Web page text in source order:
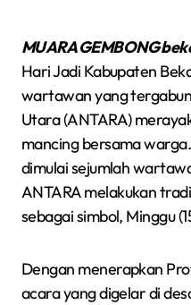
MUARA GEMBONG
Hari Jadi Kabupaten
wartawan yang
Utara (ANTARA)
mancing bersama
dimulai sejumlah
ANTARA melakukan
sebagai simbol, Minggu
Dengan menerapkan
acara yang digelar di